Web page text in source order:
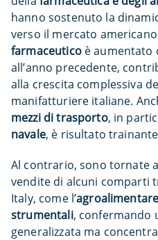
hanno sostenuto la
verso il mercato
farmaceutico è aumentato
all’anno precedente,
alla crescita complessiva
manifatturiere italiane.
mezzi di trasporto, in
navale, è risultato
Al contrario, sono tornate
vendite di alcuni comparti
Italy, come l’agroalimentare
strumentali, confermando
generalizzata ma